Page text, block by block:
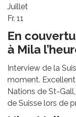
Juillet
Fr. 11
En
à Mila
Interview de la
moment.
Nations de St-
de Suisse lors de